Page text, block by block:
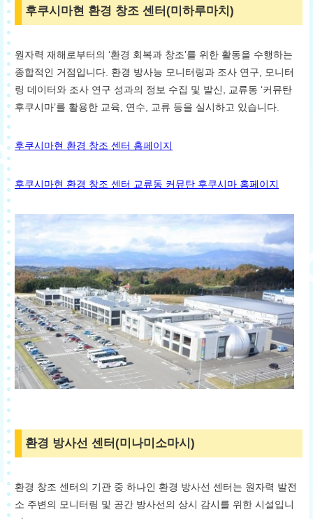
후쿠시마현 환경 창조 센터(미하루마치)
원자력 재해로부터의 ‘환경 회복과 창조’를 위한 활동을 수행하는
종합적인 거점입니다. 환경 방사능 모니터링과 조사 연구, 모니터
링 데이터와 조사 연구 성과의 정보 수집 및 발신, 교류동 ‘커뮤탄
후쿠시마’를 활용한 교육, 연수, 교류 등을 실시하고 있습니다.
후쿠시마현 환경 창조 센터 홈페이지
후쿠시마현 환경 창조 센터 교류동 커뮤탄 후쿠시마 홈페이지
환경 방사선 센터(미나미소마시)
환경 창조 센터의 기관 중 하나인 환경 방사선 센터는 원자력 발전
소 주변의 모니터링 및 공간 방사선의 상시 감시를 위한 시설입니